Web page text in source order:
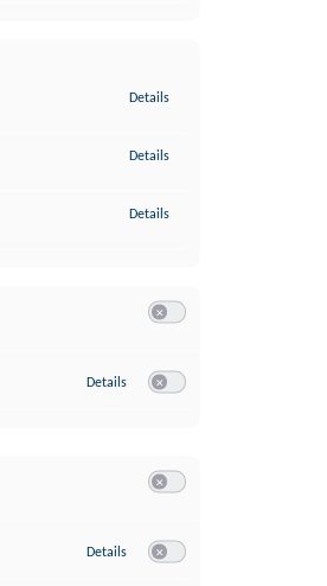
Details
Details
Details
Details zu Google Analytics
Details zu YouTube